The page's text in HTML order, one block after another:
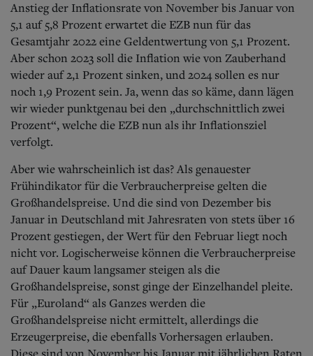
Anstieg der Inflationsrate von November bis Januar von
5,1 auf 5,8 Prozent erwartet die EZB nun für das
Gesamtjahr 2022 eine Geldentwertung von 5,1 Prozent.
Aber schon 2023 soll die Inflation wie von Zauberhand
wieder auf 2,1 Prozent sinken, und 2024 sollen es nur
noch 1,9 Prozent sein. Ja, wenn das so käme, dann lägen
wir wieder punktgenau bei den „durchschnittlich zwei
Prozent“, welche die EZB nun als ihr Inflationsziel
verfolgt.
Aber wie wahrscheinlich ist das? Als genauester
Frühindikator für die Verbraucherpreise gelten die
Großhandelspreise. Und die sind von Dezember bis
Januar in Deutschland mit Jahresraten von stets über 16
Prozent gestiegen, der Wert für den Februar liegt noch
nicht vor. Logischerweise können die Verbraucherpreise
auf Dauer kaum langsamer steigen als die
Großhandelspreise, sonst ginge der Einzelhandel pleite.
Für „Euroland“ als Ganzes werden die
Großhandelspreise nicht ermittelt, allerdings die
Erzeugerpreise, die ebenfalls Vorhersagen erlauben.